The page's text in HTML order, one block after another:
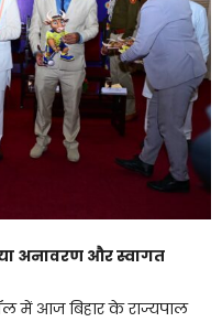
अनावरण और स्वागत
में आज बिहार के राज्यपाल